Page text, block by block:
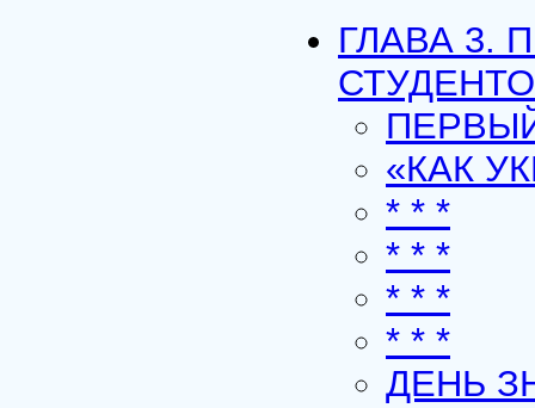
ГЛАВА 3.
«КАК
* * *
* * *
* * *
* * *
ДЕНЬ